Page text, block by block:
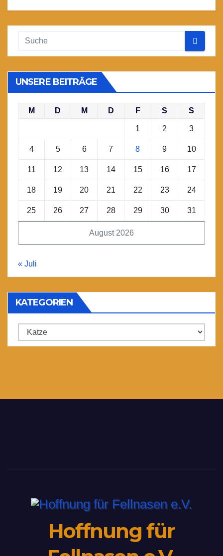
UNSERE BEITRÄGE
August 2026
M D M D F S S
1 2 3
4 5 6 7 8 9 10
11 12 13 14 15 16 17
18 19 20 21 22 23 24
25 26 27 28 29 30 31
« Juli
KATEGORIEN
Kategorien
Hoffnung für